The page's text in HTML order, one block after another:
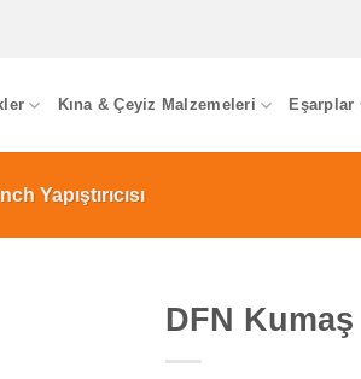
Kına & Çeyiz Malzemeleri Eşarplar
Yapıştırıcısı
DFN Kumaş